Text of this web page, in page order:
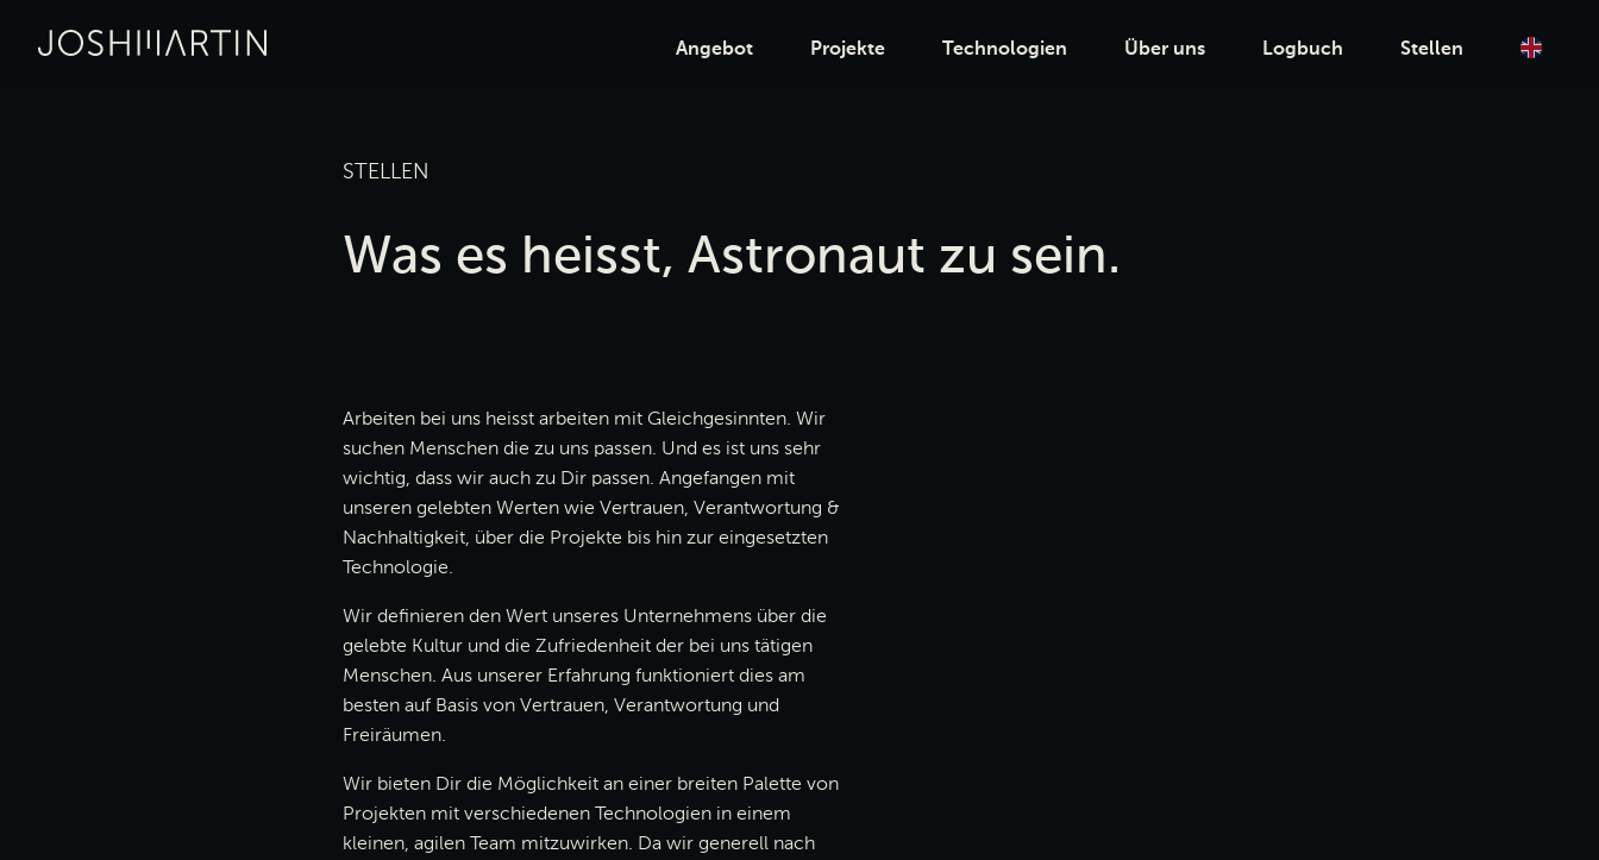
Link zur Startseite Angebot Projekte Technologien Über uns Logbuch Stellen
JOSHMARTIN > Stellen
STELLEN
Was es heisst, Astronaut zu sein.
Arbeiten bei uns heisst arbeiten mit Gleichgesinnten. Wir
suchen Menschen die zu uns passen. Und es ist uns sehr
wichtig, dass wir auch zu Dir passen. Angefangen mit
unseren gelebten Werten wie Vertrauen, Verantwortung &
Nachhaltigkeit, über die Projekte bis hin zur eingesetzten
Technologie.
Wir definieren den Wert unseres Unternehmens über die
gelebte Kultur und die Zufriedenheit der bei uns tätigen
Menschen. Aus unserer Erfahrung funktioniert dies am
besten auf Basis von Vertrauen, Verantwortung und
Freiräumen.
Wir bieten Dir die Möglichkeit an einer breiten Palette von
Projekten mit verschiedenen Technologien in einem
kleinen, agilen Team mitzuwirken. Da wir generell nach